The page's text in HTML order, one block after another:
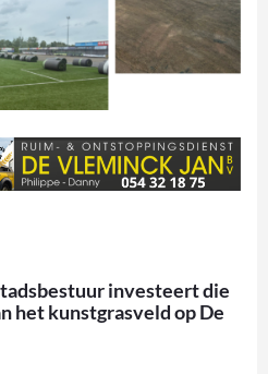
investeert die
het kunstgrasveld op De